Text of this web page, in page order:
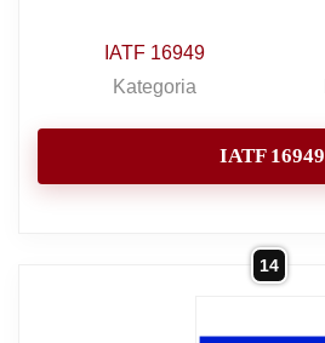
IATF 16949
Kategoria
IATF 16949
14